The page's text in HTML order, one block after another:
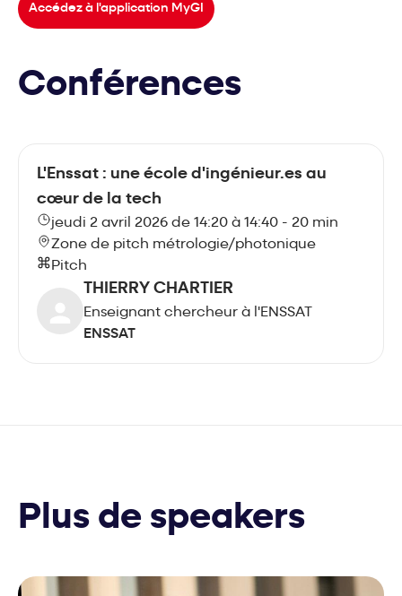
Accédez à l'application MyGI
Conférences
L'Enssat : une école d'ingénieur.es au
cœur de la tech
jeudi 2 avril 2026 de 14:20 à 14:40 - 20 min
Zone de pitch métrologie/photonique
Pitch
THIERRY CHARTIER
Enseignant chercheur à l'ENSSAT
ENSSAT
Plus de speakers